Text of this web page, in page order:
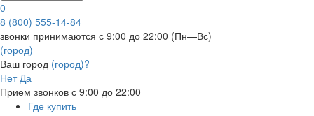
0
8 (800) 555-14-84
звонки принимаются с 9:00 до 22:00 (Пн—Вс)
(город)
Ваш город (город)?
Нет Да
Прием звонков с 9:00 до 22:00
Где купить